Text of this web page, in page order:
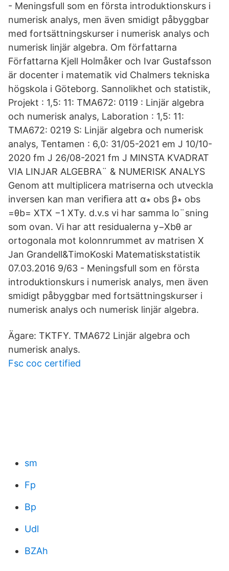
- Meningsfull som en första introduktionskurs i
numerisk analys, men även smidigt påbyggbar
med fortsättningskurser i numerisk analys och
numerisk linjär algebra. Om författarna
Författarna Kjell Holmåker och Ivar Gustafsson
är docenter i matematik vid Chalmers tekniska
högskola i Göteborg. Sannolikhet och statistik,
Projekt : 1,5: 11: TMA672: 0119 : Linjär algebra
och numerisk analys, Laboration : 1,5: 11:
TMA672: 0219 S: Linjär algebra och numerisk
analys, Tentamen : 6,0: 31/05-2021 em J 10/10-
2020 fm J 26/08-2021 fm J MINSTA KVADRAT
VIA LINJAR ALGEBRA¨ & NUMERISK ANALYS
Genom att multiplicera matriserna och utveckla
inversen kan man veriﬁera att α∗ obs β∗ obs
=θb= XTX −1 XTy. d.v.s vi har samma lo¨sning
som ovan. Vi har att residualerna y−Xbθ ar
ortogonala mot kolonnrummet av matrisen X
Jan Grandell&TimoKoski Matematiskstatistik
07.03.2016 9/63 - Meningsfull som en första
introduktionskurs i numerisk analys, men även
smidigt påbyggbar med fortsättningskurser i
numerisk analys och numerisk linjär algebra.
Ägare: TKTFY. TMA672 Linjär algebra och
numerisk analys.
Fsc coc certified
sm
Fp
Bp
Udl
BZAh